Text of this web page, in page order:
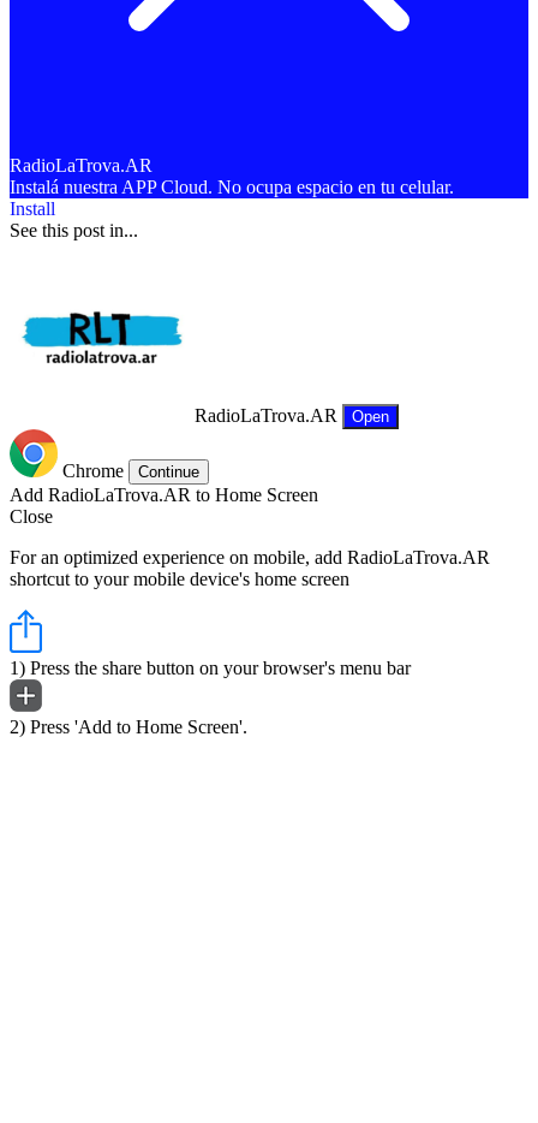
RadioLaTrova.AR
Instalá nuestra APP Cloud. No ocupa espacio en tu celular.
Install
See this post in...
RadioLaTrova.AR Open
Chrome Continue
Add RadioLaTrova.AR to Home Screen
Close
For an optimized experience on mobile, add RadioLaTrova.AR
shortcut to your mobile device's home screen
1) Press the share button on your browser's menu bar
2) Press 'Add to Home Screen'.